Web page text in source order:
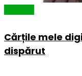
Cărțile mele
dispărut